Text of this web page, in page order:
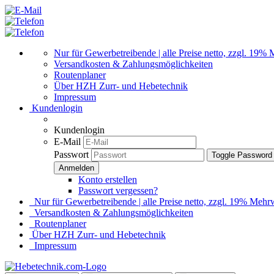
Nur für Gewerbetreibende | alle Preise netto, zzgl. 19%
Versandkosten & Zahlungsmöglichkeiten
Routenplaner
Über HZH Zurr- und Hebetechnik
Impressum
Kundenlogin
Kundenlogin
E-Mail
Passwort
Toggle
Konto erstellen
Passwort vergessen?
Nur für Gewerbetreibende | alle Preise netto, zzgl. 19%
Versandkosten & Zahlungsmöglichkeiten
Routenplaner
Über HZH Zurr- und Hebetechnik
Impressum